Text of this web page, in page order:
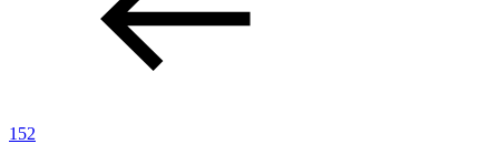
Praktisk informasjon
Ledige stillinger
152